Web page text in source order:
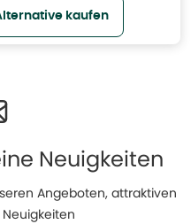
kaufen
Neuigkeiten
Angeboten, attraktiven